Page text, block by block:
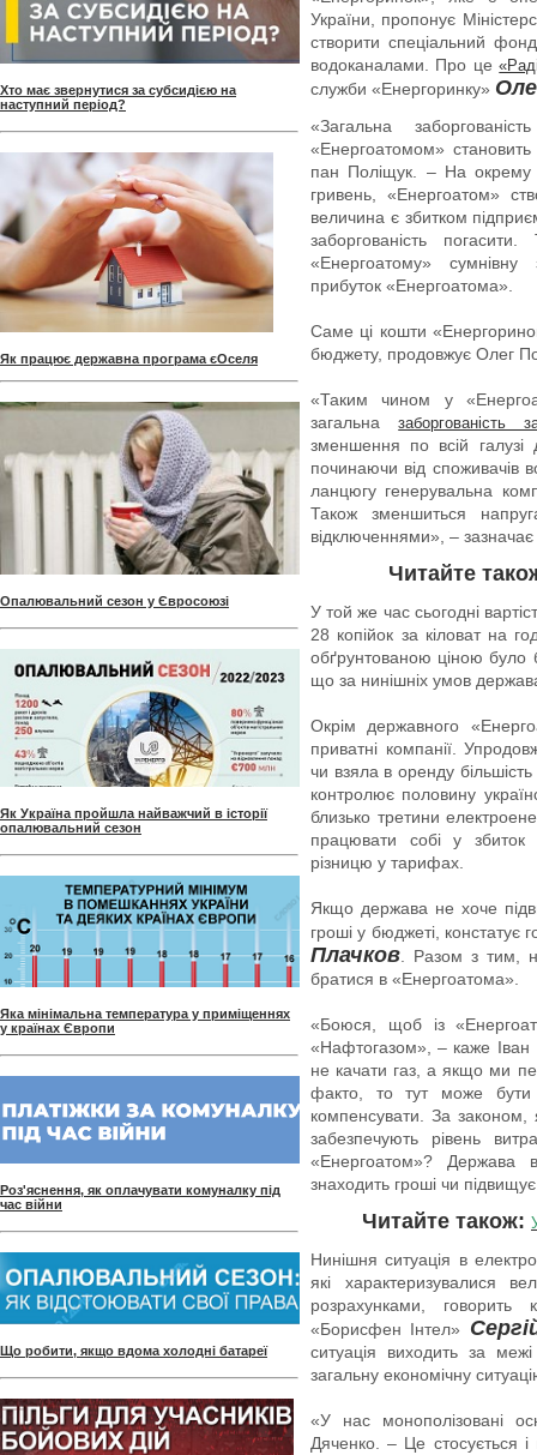
Хто має звернутися за субсидією на
наступний період?
Як працює державна програма єОселя
Опалювальний сезон у Євросоюзі
Як Україна пройшла найважчий в історії
опалювальний сезон
Яка мінімальна температура у приміщеннях
у країнах Європи
Роз'яснення, як оплачувати комуналку під
час війни
Що робити, якщо вдома холодні батареї
України, пропонує
створити спеціальний
водоканалами. Про це
служби «Енергоринку»
«Загальна
«Енергоатомом»
пан Поліщук. – На окрему
гривень, «Енергоатом»
величина є збитком
заборгованість
«Енергоатому» сумнівну
прибуток «Енергоатома».
Саме ці кошти
бюджету, продовжує Олег
«Таким чином у
загальназаборгованість
зменшення по всій галузі
починаючи від споживачів
ланцюгу генерувальна
Також зменшиться
відключеннями», –
Читайте
У той же час сьогодні
28 копійок за кіловат на
обґрунтованою ціною було
що за нинішніх умов
Окрім державного
приватні компанії.
чи взяла в оренду
контролює половину
близько третини
працювати собі у збиток
різницю у тарифах.
Якщо держава не хоче
гроші у бюджеті, констатує
Плачков . Разом з тим,
братися в «Енергоатома».
«Боюся, щоб із
«Нафтогазом», – каже
не качати газ, а якщо ми
факто, то тут може
компенсувати. За
забезпечують рівень
«Енергоатом»? Держава
знаходить гроші чи
Читайте також:
Нинішня ситуація в
які характеризувалися
розрахунками, говорить
«Борисфен Інтел»
ситуація виходить за
загальну економічну
«У нас монополізовані
Дяченко. – Це стосується і